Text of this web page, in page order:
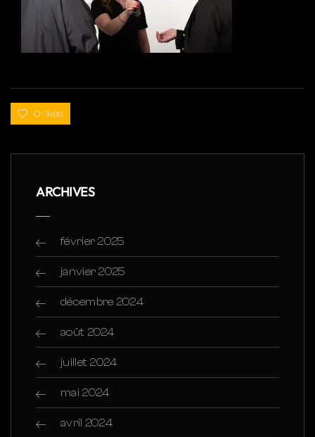
0 likes
ARCHIVES
février 2025
janvier 2025
décembre 2024
août 2024
juillet 2024
mai 2024
avril 2024